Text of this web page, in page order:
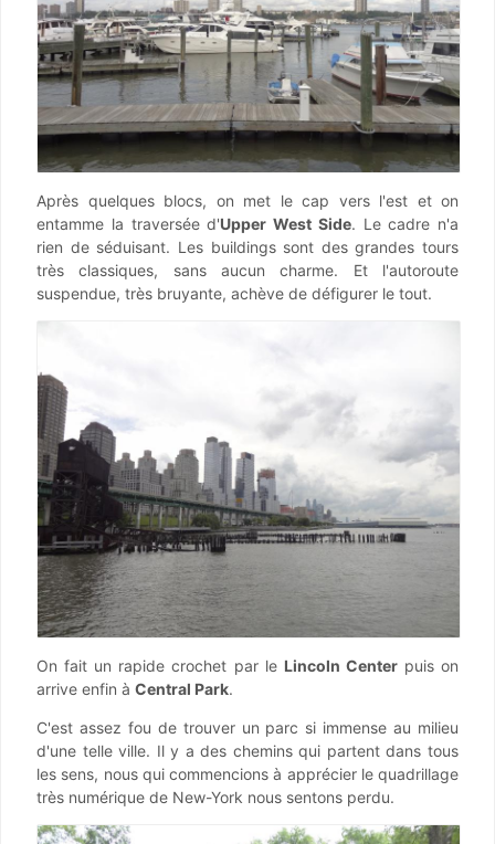
Après quelques blocs, on met le cap vers l'est et on
entamme la traversée d'Upper West Side. Le cadre n'a
rien de séduisant. Les buildings sont des grandes tours
très classiques, sans aucun charme. Et l'autoroute
suspendue, très bruyante, achève de défigurer le tout.
On fait un rapide crochet par le Lincoln Centerpuis on
arrive enfin à Central Park.
C'est assez fou de trouver un parc si immense au milieu
d'une telle ville. Il y a des chemins qui partent dans tous
les sens, nous qui commencions à apprécier le quadrillage
très numérique de New-York nous sentons perdu.